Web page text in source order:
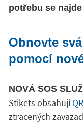
potřebu se
Obnovte
pomocí
NOVÁ SOS
Stikets obsahují
ztracených